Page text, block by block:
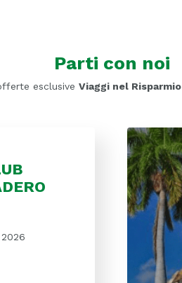
Parti con noi
esclusive Viaggi nel Risparmio